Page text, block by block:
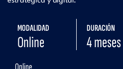
MODALIDAD
Online
DURACIÓN
4 meses